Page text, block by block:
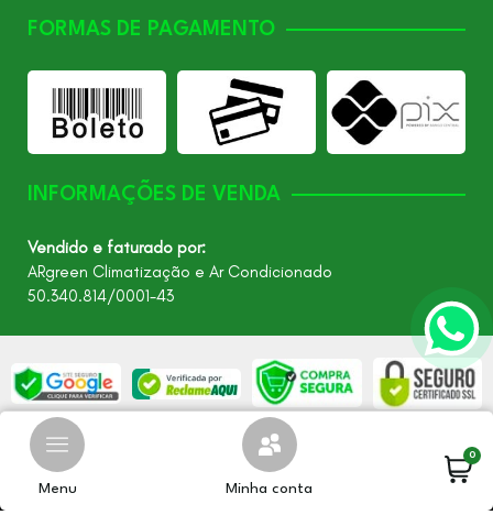
Menu Minha conta
0
FORMAS DE PAGAMENTO
INFORMAÇÕES DE VENDA
Vendido e faturado por:
ARgreen Climatização e Ar Condicionado
50.340.814/0001-43
©2026 - Todos os direitos reservados – ARgreen. CNPJ:
24.849.649/0001-40